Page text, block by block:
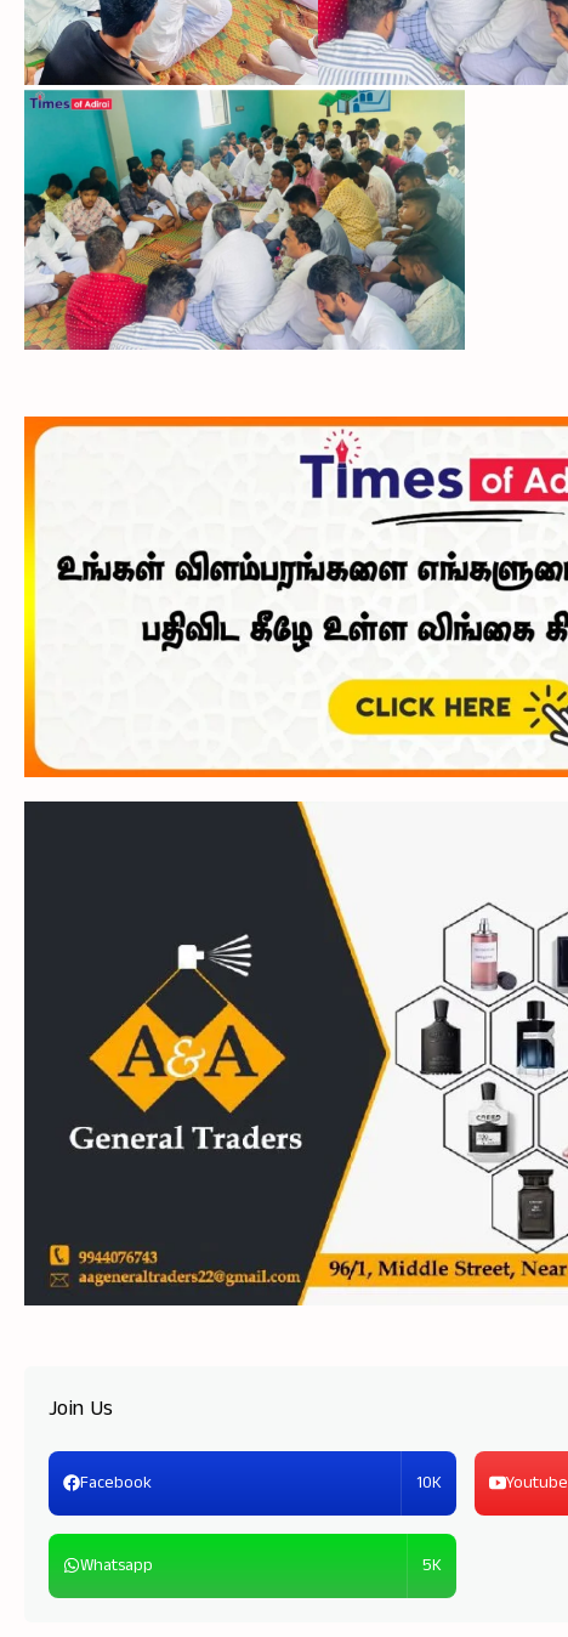
Join Us
Facebook 10K Youtube
Whatsapp 5K